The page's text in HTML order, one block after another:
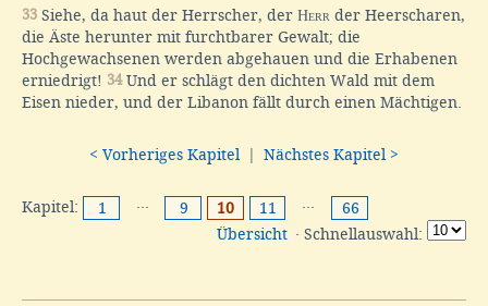
33 Siehe, da haut der Herrscher, der Herr der Heerscharen,
die Äste herunter mit furchtbarer Gewalt; die
Hochgewachsenen werden abgehauen und die Erhabenen
erniedrigt! 34Und er schlägt den dichten Wald mit dem
Eisen nieder, und der Libanon fällt durch einen Mächtigen.
< Vorheriges Kapitel Nächstes Kapitel >
Kapitel: 1 ··· 9 10 11 ···
66
Übersicht · Schnellauswahl: